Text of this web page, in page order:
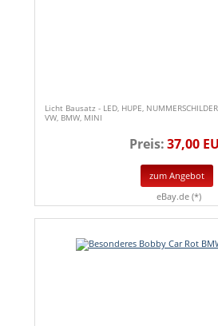
Licht Bausatz - LED, HUPE,
VW, BMW, MINI
Preis:37,00
zum Angebot
eBay.de (*)